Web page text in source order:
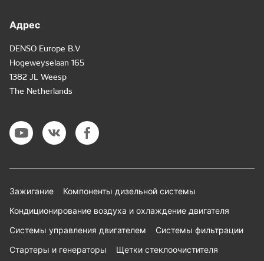
Адрес
DENSO Europe B.V
Hogeweyselaan 165
1382 JL Weesp
The Netherlands
Зажигание
Компоненты дизельной системы
Кондиционирование воздуха и охлаждение двигателя
Системы управления двигателем
Системы фильтрации
Стартеры и генераторы
Щетки стеклоочистителя